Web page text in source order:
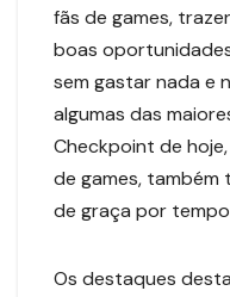
fãs de games,
boas
sem gastar nada e
algumas das
Checkpoint de
de games,
de graça por
Os destaques